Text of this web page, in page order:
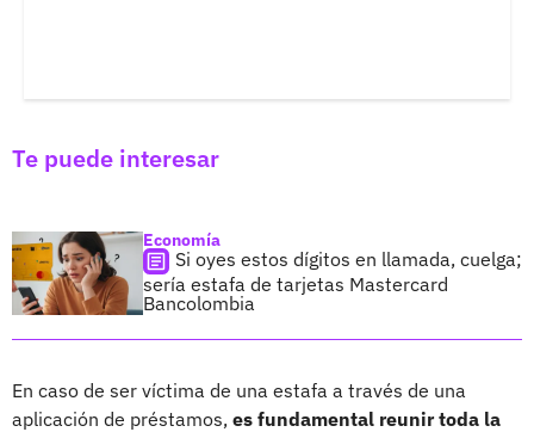
Te puede interesar
Economía
Si oyes estos dígitos en llamada, cuelga;
sería estafa de tarjetas Mastercard
Bancolombia
En caso de ser víctima de una estafa a través de una
aplicación de préstamos, es fundamental reunir toda la